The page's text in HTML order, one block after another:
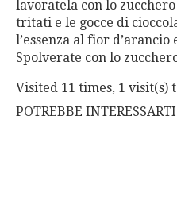
lavoratela con lo
tritati e le gocce di
l’essenza al fior
Spolverate con lo
Visited 11 times, 1 visit(s)
POTREBBE INTERESSARTI